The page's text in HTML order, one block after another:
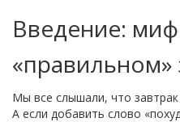
Введение:
«правильном»
Мы все слышали, что
А если добавить слово